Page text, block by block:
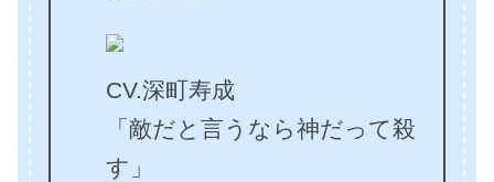
CV.深町寿成
「敵だと言うなら神だって殺
す」